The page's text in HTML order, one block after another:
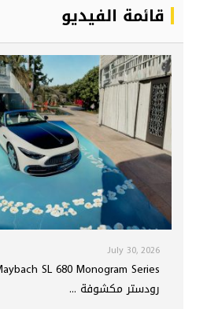
قائمة الفيديو
July 30, 2026
رودستر مكشوفة ...